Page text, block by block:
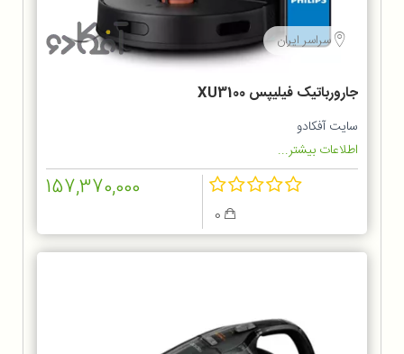
سراسر ایران
جارورباتیک فیلیپس XU3100
سایت آفکادو
اطلاعات بیشتر...
157,370,000